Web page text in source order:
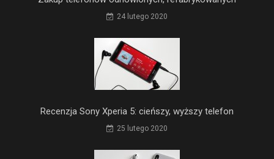
24 lutego 2020
Recenzja Sony Xperia 5: cieńszy, wyższy telefon
25 lutego 2020